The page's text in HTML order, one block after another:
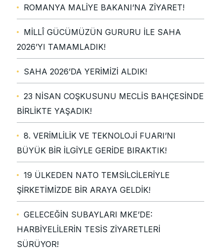
ROMANYA MALİYE BAKANI’NA ZİYARET!
MİLLÎ GÜCÜMÜZÜN GURURU İLE SAHA
2026’YI TAMAMLADIK!
SAHA 2026’DA YERİMİZİ ALDIK!
23 NİSAN COŞKUSUNU MECLİS BAHÇESİNDE
BİRLİKTE YAŞADIK!
8. VERİMLİLİK VE TEKNOLOJİ FUARI’NI
BÜYÜK BİR İLGİYLE GERİDE BIRAKTIK!
19 ÜLKEDEN NATO TEMSİLCİLERİYLE
ŞİRKETİMİZDE BİR ARAYA GELDİK!
GELECEĞİN SUBAYLARI MKE’DE:
HARBİYELİLERİN TESİS ZİYARETLERİ
SÜRÜYOR!